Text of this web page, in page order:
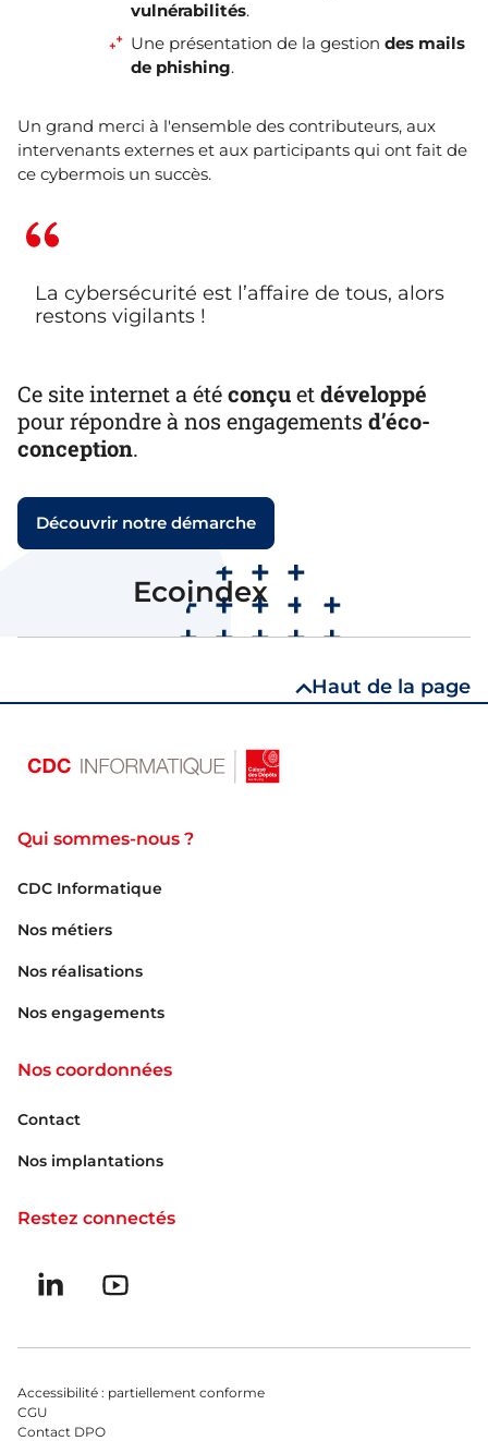
vulnérabilités.
Une présentation de la gestion des mails
de phishing.
Un grand merci à l'ensemble des contributeurs, aux
intervenants externes et aux participants qui ont fait de
ce cybermois un succès.
La cybersécurité est l’affaire de tous, alors
restons vigilants !
Ce site internet a étéconçuetdéveloppé
pour répondre à nos engagements d’éco-
conception.
Découvrir notre démarche
Note
Ecoindex B
Haut de la page
Qui sommes-nous ?
CDC Informatique
Nos métiers
Nos réalisations
Nos engagements
Nos coordonnées
Contact
Nos implantations
Restez connectés
Suivez-nous sur linkedin
Suivez-nous sur Youtube
Menu bas du footer
Accessibilité : partiellement conforme
CGU
Contact DPO